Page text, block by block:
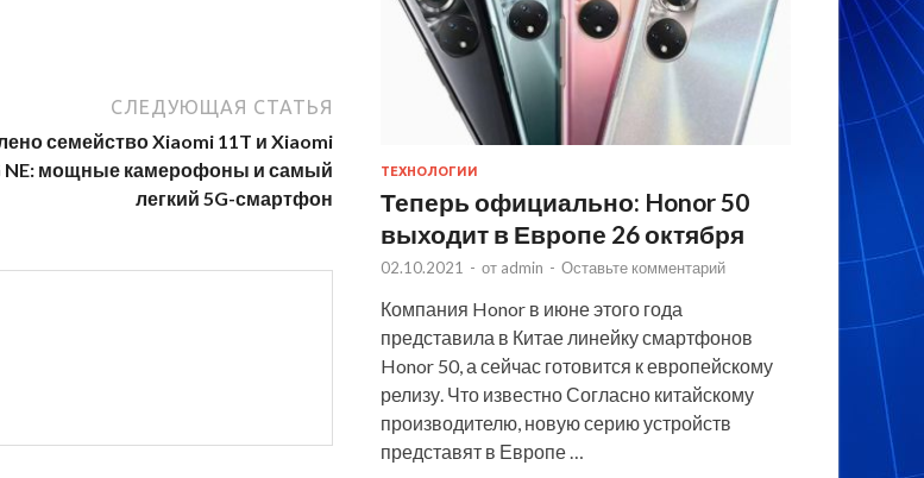
СЛЕДУЮЩАЯ СТАТЬЯ
семейство Xiaomi 11T и Xiaomi
NE: мощные камерофоны и самый
легкий 5G-смартфон
ТЕХНОЛОГИИ
Теперь официально: Honor 50
выходит в Европе 26 октября
02.10.2021 - от admin - Оставьте комментарий
Компания Honor в июне этого года
представила в Китае линейку смартфонов
Honor 50, а сейчас готовится к европейскому
релизу. Что известно Согласно китайскому
производителю, новую серию устройств
представят в Европе …